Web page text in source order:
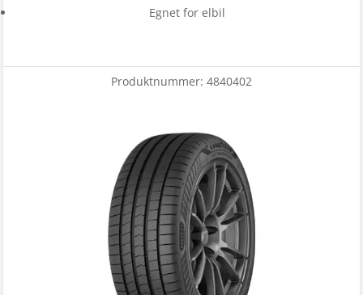
Egnet for elbil
Produktnummer: 4840402